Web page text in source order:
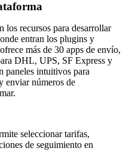
los recursos para desarrollar
entran los plugins y
más de 30 apps de envío,
DHL, UPS, SF Express y
paneles intuitivos para
enviar números de
seleccionar tarifas,
de seguimiento en